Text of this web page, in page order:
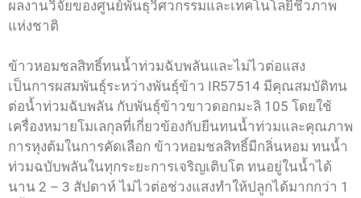
ผลงานวิจัยของศูนย์พันธุวิศวกรรมและเทคโนโลยีชีวภาพ
แห่งชาติ
ข้าวหอมชลสิทธิ์ทนน้ำท่วมฉับพลันและไม่ไวต่อแสง
เป็นการผสมพันธุ์ระหว่างพันธุ์ข้าว IR57514 มีคุณสมบัติทน
ต่อน้ำท่วมฉับพลัน กับพันธุ์ข้าวขาวดอกมะลิ 105 โดยใช้
เครื่องหมายโมเลกุลที่เกี่ยวข้องกับยีนทนน้ำท่วมและคุณภาพ
การหุงต้มในการคัดเลือก ข้าวหอมชลสิทธิ์มีกลิ่นหอม ทนน้ำ
ท่วมฉบับพลันในทุกระยะการเจริญเติบโต ทนอยู่ในน้ำได้
นาน 2 – 3 สัปดาห์ ไม่ไวต่อช่วงแสงทำให้ปลูกได้มากกว่า 1